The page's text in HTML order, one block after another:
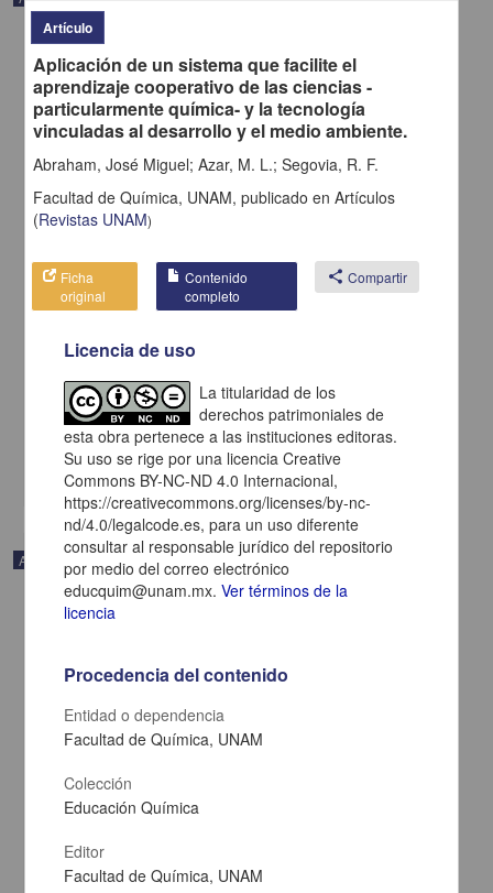
desarrollo y el medio ambiente.
Abraham, José Miguel; Azar, M. L.; Segovia, R. F. - Facultad de
Química, UNAM
2018-08-30
Biología y Química
Artículo
Evaluación de los aprendizajes. Tercera Parte. POE,
Artículo
Aplicación de un sistema que facilite el
aprendizaje cooperativo de las ciencias -
particularmente química- y la tecnología
vinculadas al desarrollo y el medio ambiente.
Abraham, José Miguel; Azar, M. L.; Segovia, R. F.
Facultad de Química, UNAM, publicado enArtículos
(Revistas UNAM)
Ficha
original
Contenido
completo
share Compartir
Licencia de uso
La titularidad de los
derechos patrimoniales de
esta obra pertenece a las instituciones editoras.
Su uso se rige por una licencia Creative
Commons BY-NC-ND 4.0 Internacional,
https://creativecommons.org/licenses/by-nc-
nd/4.0/legalcode.es, para un uso diferente
consultar al responsable jurídico del repositorio
por medio del correo electrónico
educquim@unam.mx.Ver términos de la
licencia
Procedencia del contenido
Entidad o dependencia
Facultad de Química, UNAM
Colección
Educación Química
Editor
Facultad de Química, UNAM